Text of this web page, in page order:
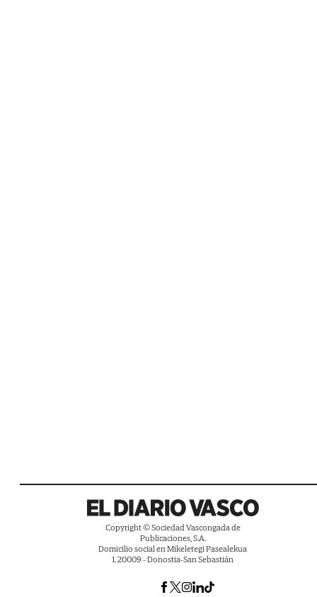
Copyright © Sociedad Vascongada de
Publicaciones, S.A.
Domicilio social en Mikeletegi Pasealekua
1. 20009 - Donostia-San Sebastián